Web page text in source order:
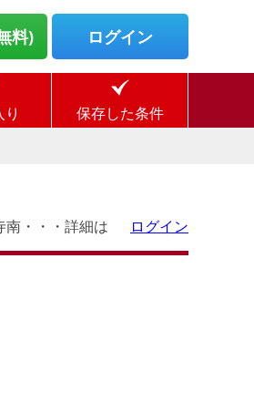
料) ログイン
保存した条件
南・・・詳細は ログイン